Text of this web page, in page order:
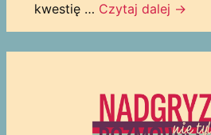
kwestię … Czytaj dalej →